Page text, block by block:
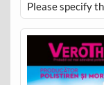
Please specify